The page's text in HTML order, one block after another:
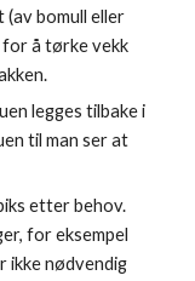
(av bomull eller
for å tørke vekk
legges tilbake i
til man ser at
etter behov.
for eksempel
ikke nødvendig